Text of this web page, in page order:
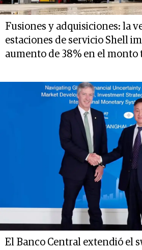
Fusiones y adquisiciones: la
estaciones de servicio Shell
aumento de 38% en el monto
El Banco Central extendió el